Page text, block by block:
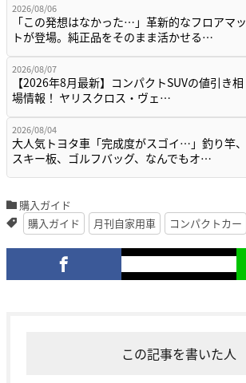
2026/08/06
「この発想はなかった…」革新的なフロアマッ
トが登場。純正品をそのまま活かせる…
2026/08/07
【2026年8月最新】コンパクトSUVの値引き相
場情報！ ヤリスクロス・ヴェ…
2026/08/04
大人気トヨタ車「完成度がスゴイ…」釣り竿、
スキー板、ゴルフバッグ、なんでもオ…
購入ガイド
購入ガイド
月刊自家用車 コンパクトカー
この記事を書いた人